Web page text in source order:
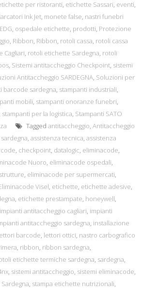
per ristoranti, etichette Sassari, eventi,
Ink Jet, monete false, nastri funebri
, ospedale etichette, prodotti, Protezione
, Ribbon, Ribbon, rotoli cassa, rotoli cassa
Cagliari, rotoli etichette Sardegna, rotoli
, Sistemi antitaccheggio Checkpoint, sistemi
Antitaccheggio SARDEGNA, Soluzioni per
barcode sardegna, stampanti industriali,
mobili, stampanti onoranze funebri,
stampanti per la logistica, Stampanti SATO
Tagged antitaccheggio, Antitaccheggio
, assistenza tecnica, assistenza
, checkpoint, datalogic, eliminacode,
Nuoro, eliminacode ospedali,
, eliminacode per supermercati,
Visel, etichette, etichette adesive,
, etichette prestampate, honeywell,
impianti antitaccheggio cagliari, impianti
antitaccheggio sardegna, installazione
barcode, lettori ottici, nastro carbografico
, ribbon, ribbon sardegna,
etichette termiche sardegna, sardegna,
, sistemi antitaccheggio, sistemi eliminacode,
, stampa etichette nutrizionali,